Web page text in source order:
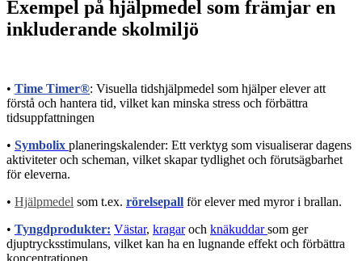
Exempel på hjälpmedel som främjar en
inkluderande skolmiljö
• Time Timer®: Visuella tidshjälpmedel som hjälper elever att
förstå och hantera tid, vilket kan minska stress och förbättra
tidsuppfattningen
• Symbolix planeringskalender: Ett verktyg som visualiserar dagens
aktiviteter och scheman, vilket skapar tydlighet och förutsägbarhet
för eleverna.
• Hjälpmedel som t.ex. rörelsepall för elever med myror i brallan.
• Tyngdprodukter: Västar, kragaroch knäkuddarsom ger
djuptrycksstimulans, vilket kan ha en lugnande effekt och förbättra
koncentrationen.